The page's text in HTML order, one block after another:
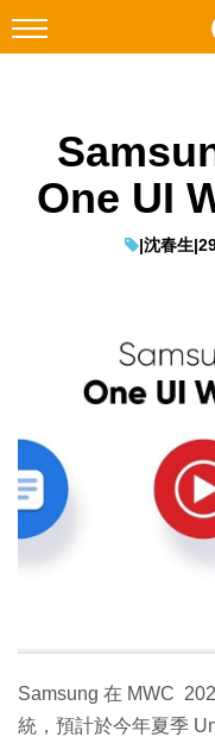
Facebook
科技焦點
生成式AI與雲端應用
Enterprise Digital
One UI
|沈春生|
Samsung 在 MWC
統，預計於今年夏季